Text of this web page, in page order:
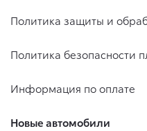
Политика защиты и
Политика безопасности
Информация по оплате
Новые автомобили